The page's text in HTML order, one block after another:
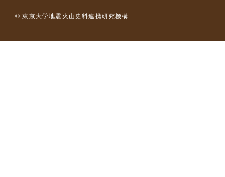
© 東京大学地震火山史料連携研究機構